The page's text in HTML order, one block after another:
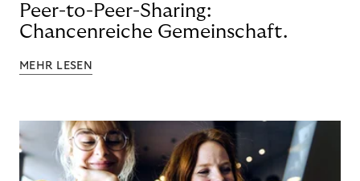
Peer-to-Peer-Sharing:
Chancenreiche Gemeinschaft.
MEHR LESEN